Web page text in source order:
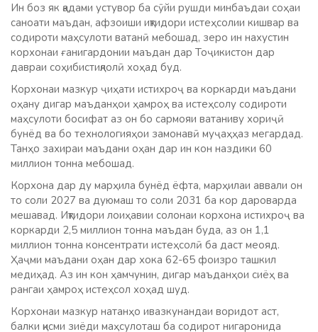
Ин боз як қадами устувор ба сӯйи рушди минбаъдаи соҳаи
саноати маъдан, афзоиши иқтидори истеҳсолии кишвар ва
содироти маҳсулоти ватанӣ мебошад, зеро ин нахустин
корхонаи ғанигардонии маъдан дар Тоҷикистон дар
давраи соҳибистиқлолӣ хоҳад буд.
Корхонаи мазкур ҷиҳати истихроҷ ва коркарди маъдани
оҳану дигар маъданҳои ҳамроҳ ва истеҳсолу содироти
маҳсулоти босифат аз он бо сармояи ватаниву хориҷӣ
бунёд ва бо технологияҳои замонавӣ муҷаҳҳаз мегардад.
Танҳо захираи маъдани оҳан дар ин кон наздики 60
миллион тонна мебошад.
Корхона дар ду марҳила бунёд ёфта, марҳилаи аввали он
то соли 2027 ва дуюмаш то соли 2031 ба кор дароварда
мешавад. Иқтидори лоиҳавии солонаи корхона истихроҷ ва
коркарди 2,5 миллион тонна маъдан буда, аз он 1,1
миллион тонна консентрати истеҳсолӣ ба даст меояд.
Ҳаҷми маъдани оҳан дар хока 62-65 фоизро ташкил
медиҳад. Аз ин кон ҳамчунин, дигар маъданҳои сиёҳ ва
рангаи ҳамроҳ истеҳсол хоҳад шуд.
Корхонаи мазкур натанҳо ивазкунандаи воридот аст,
балки қисми зиёди маҳсулоташ ба содирот нигаронида